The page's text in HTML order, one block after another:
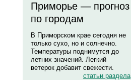
Приморье — прогноз
по городам
В Приморском крае сегодня не
только сухо, но и солнечно.
Температуры поднимутся до
летних значений. Легкий
ветерок добавит свежести.
статьи раздела